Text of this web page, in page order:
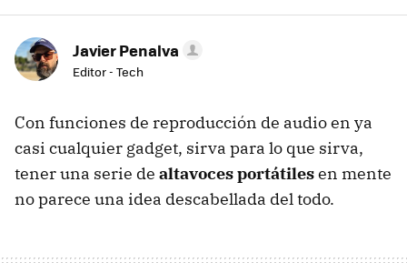
Javier Penalva
Editor - Tech
Con funciones de reproducción de audio en ya
casi cualquier gadget, sirva para lo que sirva,
tener una serie de altavoces portátilesen mente
no parece una idea descabellada del todo.